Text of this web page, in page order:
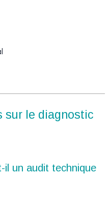
sur le diagnostic
il un audit technique